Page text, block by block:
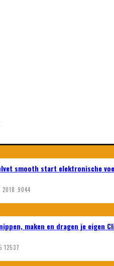
smooth start elektronische
9044
maken en dragen je eigen
12537